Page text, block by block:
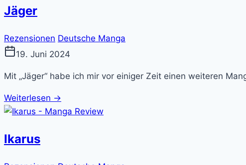
Jäger
Rezensionen Deutsche Manga
19. Juni 2024
Mit „Jäger“ habe ich mir vor einiger Zeit einen weiteren
Weiterlesen →
Ikarus